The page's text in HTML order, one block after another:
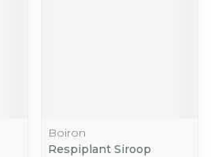
Boiron
Respiplant Siroop